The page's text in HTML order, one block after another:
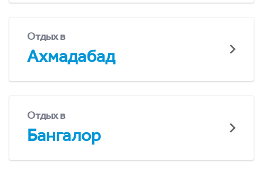
Отдых в
Ахмадабад
Отдых в
Бангалор